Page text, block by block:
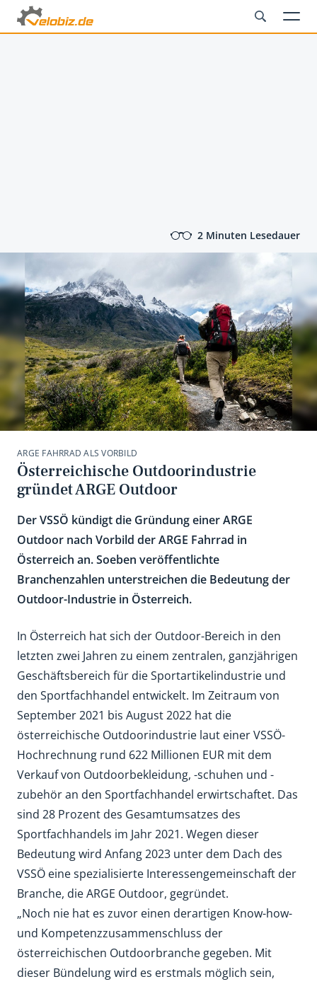
2 Minuten Lesedauer
ARGE FAHRRAD ALS VORBILD
Österreichische Outdoorindustrie
gründet ARGE Outdoor
Der VSSÖ kündigt die Gründung einer ARGE
Outdoor nach Vorbild der ARGE Fahrrad in
Österreich an. Soeben veröffentlichte
Branchenzahlen unterstreichen die Bedeutung der
Outdoor-Industrie in Österreich.
In Österreich hat sich der Outdoor-Bereich in den
letzten zwei Jahren zu einem zentralen, ganzjährigen
Geschäftsbereich für die Sportartikelindustrie und
den Sportfachhandel entwickelt. Im Zeitraum von
September 2021 bis August 2022 hat die
österreichische Outdoorindustrie laut einer VSSÖ-
Hochrechnung rund 622 Millionen EUR mit dem
Verkauf von Outdoorbekleidung, -schuhen und -
zubehör an den Sportfachhandel erwirtschaftet. Das
sind 28 Prozent des Gesamtumsatzes des
Sportfachhandels im Jahr 2021. Wegen dieser
Bedeutung wird Anfang 2023 unter dem Dach des
VSSÖ eine spezialisierte Interessengemeinschaft der
Branche, die ARGE Outdoor, gegründet.
„Noch nie hat es zuvor einen derartigen Know-how-
und Kompetenzzusammenschluss der
österreichischen Outdoorbranche gegeben. Mit
dieser Bündelung wird es erstmals möglich sein,